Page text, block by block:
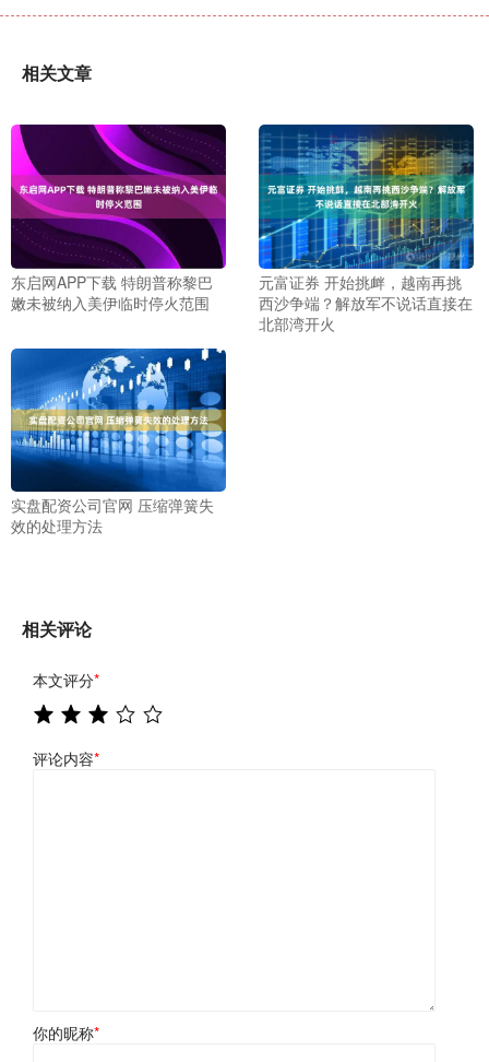
相关文章
东启网APP下载 特朗普称黎巴
嫩未被纳入美伊临时停火范围
元富证券 开始挑衅，越南再挑
西沙争端？解放军不说话直接在
北部湾开火
实盘配资公司官网 压缩弹簧失
效的处理方法
相关评论
本文评分*
评论内容*
你的昵称*